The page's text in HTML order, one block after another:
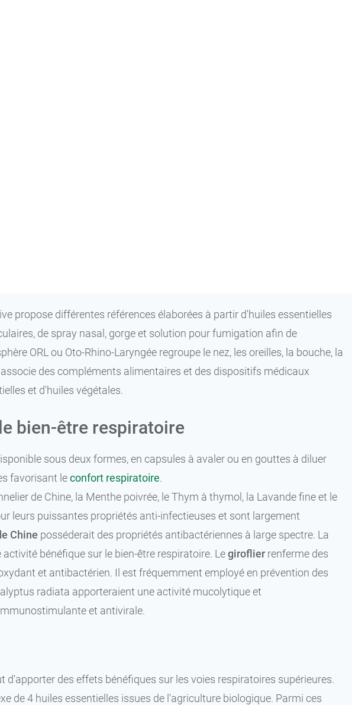
propose différentes références élaborées à partir d'huiles essentielles
de spray nasal, gorge et solution pour fumigation afin de
ORL ou Oto-Rhino-Laryngée regroupe le nez, les oreilles, la bouche, la
des compléments alimentaires et des dispositifs médicaux
et d'huiles végétales.
bien-être respiratoire
sous deux formes, en capsules à avaler ou en gouttes à diluer
favorisant leconfort respiratoire.
de Chine, la Menthe poivrée, le Thym à thymol, la Lavande fine et le
leurs puissantes propriétés anti-infectieuses et sont largement
Chine posséderait des propriétés antibactériennes à large spectre. La
bénéfique sur le bien-être respiratoire. Legiroflier renferme des
et antibactérien. Il est fréquemment employé en prévention des
radiata apporteraient une activité mucolytique et
et antivirale.
des effets bénéfiques sur les voies respiratoires supérieures.
de 4 huiles essentielles issues de l'agriculture biologique. Parmi ces